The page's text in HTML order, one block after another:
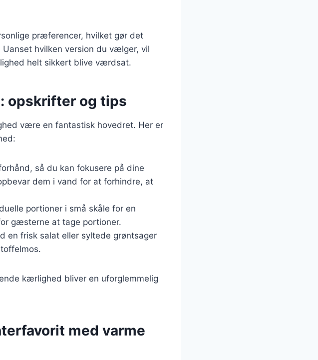
præferencer, hvilket gør det
hvilken version du vælger, vil
helt sikkert blive værdsat.
opskrifter og tips
være en fantastisk hovedret. Her er
så du kan fokusere på dine
dem i vand for at forhindre, at
portioner i små skåle for en
gæsterne at tage portioner.
frisk salat eller syltede grøntsager
kærlighed bliver en uforglemmelig
med varme